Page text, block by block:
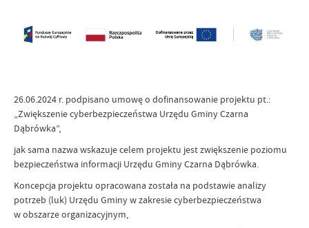
26.06.2024 r. podpisano umowę o dofinansowanie projektu pt.:
„Zwiększenie cyberbezpieczeństwa Urzędu Gminy Czarna
Dąbrówka”,
jak sama nazwa wskazuje celem projektu jest zwiększenie poziomu
bezpieczeństwa informacji Urzędu Gminy Czarna Dąbrówka.
Koncepcja projektu opracowana została na podstawie analizy
potrzeb (luk) Urzędu Gminy w zakresie cyberbezpieczeństwa
w obszarze organizacyjnym,